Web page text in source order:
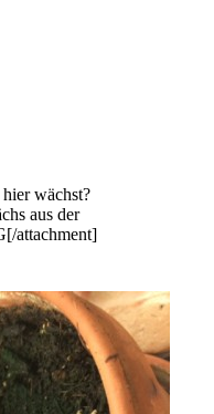
wächst?
aus der
attachment]